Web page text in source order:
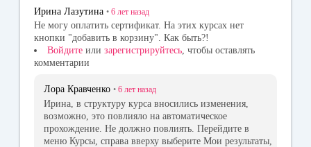
Ирина Лазутина • 6 лет назад
Не могу оплатить сертификат. На этих курсах нет
кнопки "добавить в корзину". Как быть?!
Войдите или зарегистрируйтесь, чтобы оставлять
комментарии
Лора Кравченко • 6 лет назад
Ирина, в структуру курса вносились изменения,
возможно, это повлияло на автоматическое
прохождение. Не должно повлиять. Перейдите в
меню Курсы, справа вверху выберите Мои результаты,